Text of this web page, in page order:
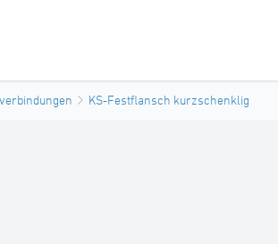
KS-Festflansch kurzschenklig